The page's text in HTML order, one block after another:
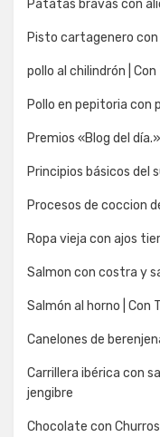
Patatas bravas con
Pisto cartagenero con
pollo al chilindrón |
Pollo en pepitoria
Premios «Blog del
Principios básicos del
Procesos de coccion
Ropa vieja con ajos
Salmon con costra y
Salmón al horno | Con
Canelones de
Carrillera ibérica con
jengibre
Chocolate con